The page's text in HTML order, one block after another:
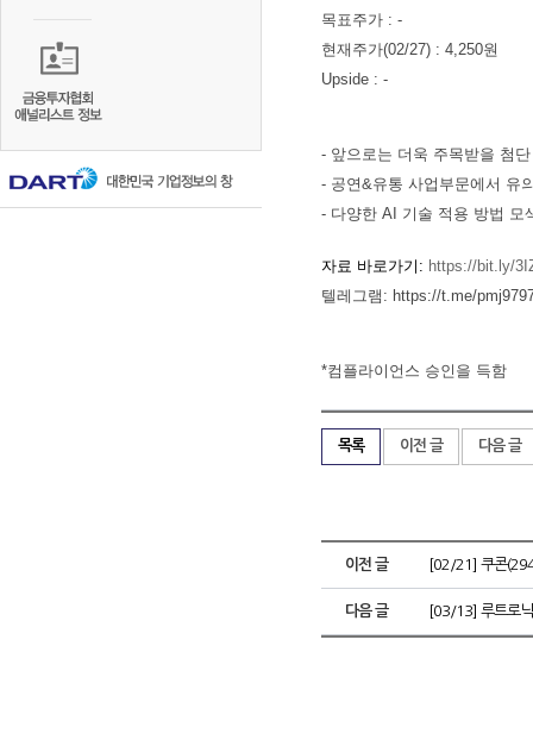
목표주가 : -
현재주가(02/27) : 4,250원
Upside : -
- 앞으로는 더욱 주목받을 첨
- 공연&유통 사업부문에서 유
- 다양한 AI 기술 적용 방법 모
자료 바로가기: https://bit.ly/
텔레그램: https://t.me/
*컴플라이언스 승인을 득함
목록 이전 글 다음 글
이전 글 [02/21] 쿠콘
다음 글 [03/13] 루트로